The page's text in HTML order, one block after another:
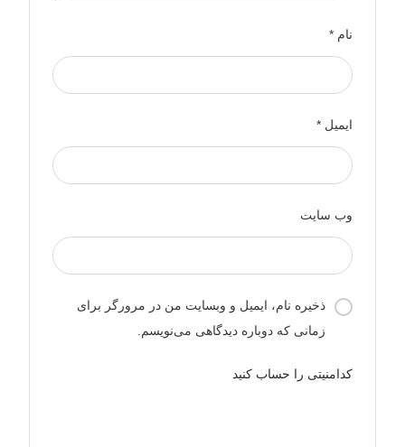
نام*
ایمیل*
وب‌ سایت
ذخیره نام، ایمیل و وبسایت من در مرورگر برای
زمانی که دوباره دیدگاهی می‌نویسم.
کدامنیتی را حساب کنید